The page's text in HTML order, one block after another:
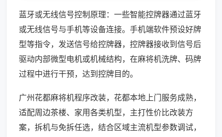
蓝牙或无线信号控制原理：一些智能控牌器通过蓝牙
或无线信号与手机等设备连接。手机端软件预设好牌
型等指令，发送信号给控牌器，控牌器接收到信号后
驱动内部微型电机或机械结构，在麻将机洗牌、码牌
过程中进行干预，达到控牌目的。
广州花都麻将机程序改装，花都本地上门服务成熟，
适配周边茶楼、家用各类机型，主打性价比改装方
案，拆机与免拆任选，结合区域主流机型参数调试，